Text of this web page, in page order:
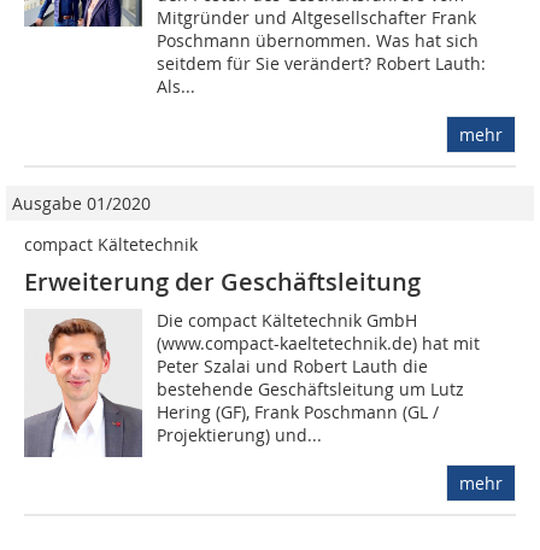
Mitgründer und Altgesellschafter Frank
Poschmann übernommen. Was hat sich
seitdem für Sie verändert? Robert Lauth:
Als...
mehr
Ausgabe 01/2020
compact Kältetechnik
Erweiterung der Geschäftsleitung
Die compact Kältetechnik GmbH
(www.compact-kaeltetechnik.de) hat mit
Peter Szalai und Robert Lauth die
bestehende Geschäftsleitung um Lutz
Hering (GF), Frank Poschmann (GL /
Projektierung) und...
mehr